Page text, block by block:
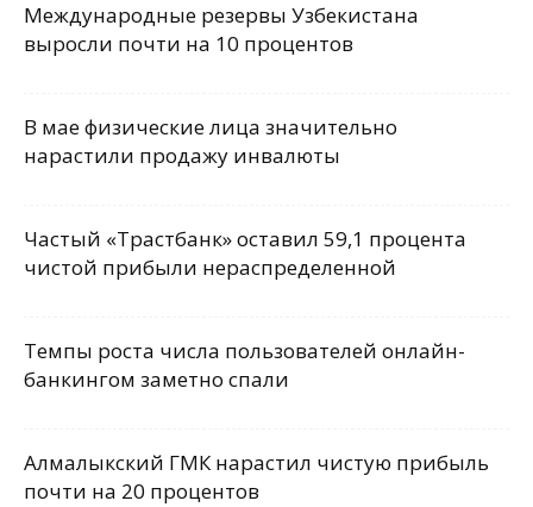
Международные резервы Узбекистана
выросли почти на 10 процентов
В мае физические лица значительно
нарастили продажу инвалюты
Частый «Трастбанк» оставил 59,1 процента
чистой прибыли нераспределенной
Темпы роста числа пользователей онлайн-
банкингом заметно спали
Алмалыкский ГМК нарастил чистую прибыль
почти на 20 процентов